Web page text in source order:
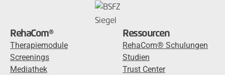
RehaCom®
Therapiemodule
Screenings
Mediathek
Ressourcen
RehaCom® Schulungen
Studien
Trust Center